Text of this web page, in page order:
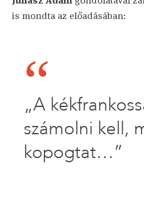
is mondta az előadásában:
„A
számolni kell,
kopogtat…”